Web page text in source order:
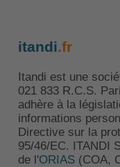
itandi.fr
Itandi est une
021 833 R.C.S.
adhère à la
informations
Directive sur la
95/46/EC. ITANDI
de l'ORIAS(COA,